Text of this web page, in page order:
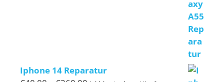
Iphone 14 Reparatur